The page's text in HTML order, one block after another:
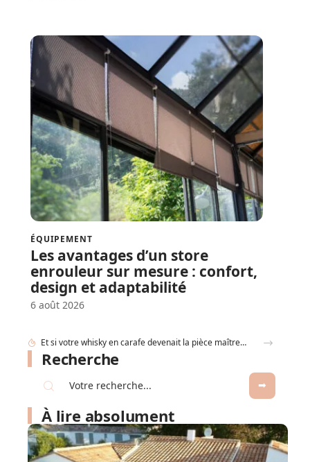
ÉQUIPEMENT
Les avantages d’un store
enrouleur sur mesure : confort,
design et adaptabilité
6 août 2026
Comment déterminer les dimensions d’une cuve de récupération d’eau de pluie ?
Recherche
À lire absolument